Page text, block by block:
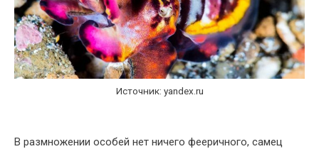
Источник: yandex.ru
В размножении особей нет ничего фееричного, самец